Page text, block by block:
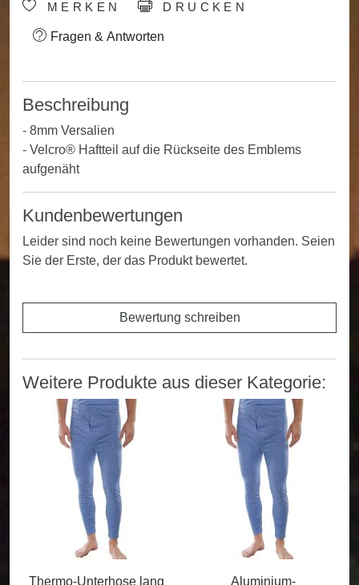
MERKEN DRUCKEN
Fragen & Antworten
Beschreibung
- 8mm Versalien
- Velcro® Haftteil auf die Rückseite des Emblems
aufgenäht
Kundenbewertungen
Leider sind noch keine Bewertungen vorhanden. Seien
Sie der Erste, der das Produkt bewertet.
Bewertung schreiben
Weitere Produkte aus dieser Kategorie:
Thermo-Unterhose lang
Aluminium-